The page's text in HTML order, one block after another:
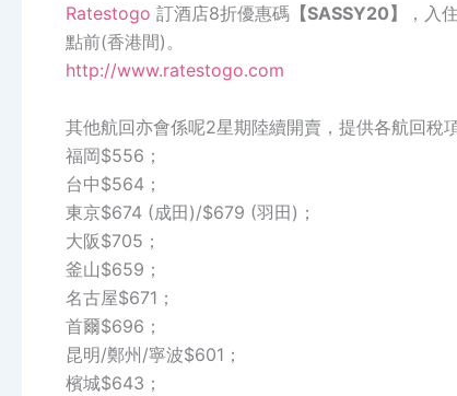
Ratestogo 訂酒店8折優惠碼 【SASSY20】
，入
點前(香港間)。
http://www.ratestogo.com
其他航回亦會係呢2星期陸續開賣，提供各航回稅
福岡$556 ；
台中$564 ；
東京$674 (成田)/$679 (羽田) ；
大阪$705 ；
釜山$659 ；
名古屋$671 ；
首爾$696 ；
昆明/鄭州/寧波$601 ；
檳城$643 ；